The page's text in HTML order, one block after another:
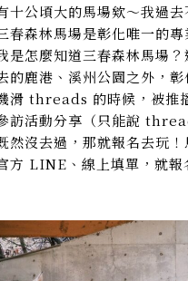
十公頃大的馬場欸～我過去
春森林馬場是彰化唯一的專
是怎麼知道三春森林馬場？
的鹿港、溪州公園之外，
滑 threads 的時候，被推
訪活動分享（只能說
然沒去過，那就報名去玩！
方 LINE、線上填單，就報